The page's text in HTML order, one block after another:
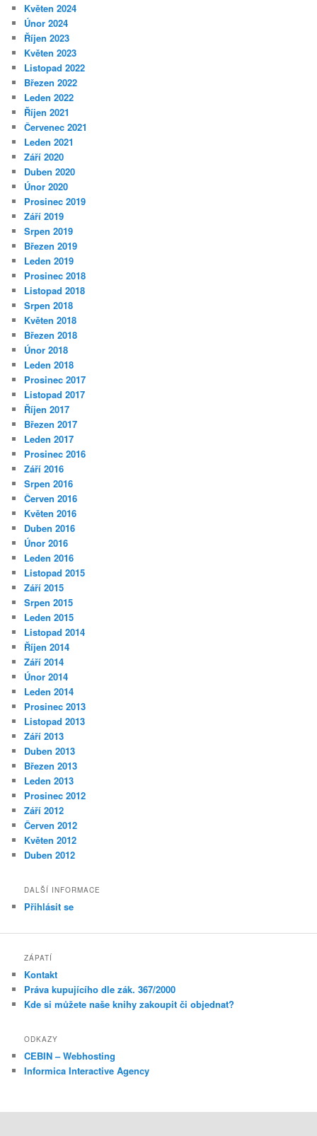
Květen 2024
Únor 2024
Říjen 2023
Květen 2023
Listopad 2022
Březen 2022
Leden 2022
Říjen 2021
Červenec 2021
Leden 2021
Září 2020
Duben 2020
Únor 2020
Prosinec 2019
Září 2019
Srpen 2019
Březen 2019
Leden 2019
Prosinec 2018
Listopad 2018
Srpen 2018
Květen 2018
Březen 2018
Únor 2018
Leden 2018
Prosinec 2017
Listopad 2017
Říjen 2017
Březen 2017
Leden 2017
Prosinec 2016
Září 2016
Srpen 2016
Červen 2016
Květen 2016
Duben 2016
Únor 2016
Leden 2016
Listopad 2015
Září 2015
Srpen 2015
Leden 2015
Listopad 2014
Říjen 2014
Září 2014
Únor 2014
Leden 2014
Prosinec 2013
Listopad 2013
Září 2013
Duben 2013
Březen 2013
Leden 2013
Prosinec 2012
Září 2012
Červen 2012
Květen 2012
Duben 2012
DALŠÍ INFORMACE
Přihlásit se
ZÁPATÍ
Kontakt
Práva kupujícího dle zák. 367/2000
Kde si můžete naše knihy zakoupit či objednat?
ODKAZY
CEBIN – Webhosting
Informica Interactive Agency